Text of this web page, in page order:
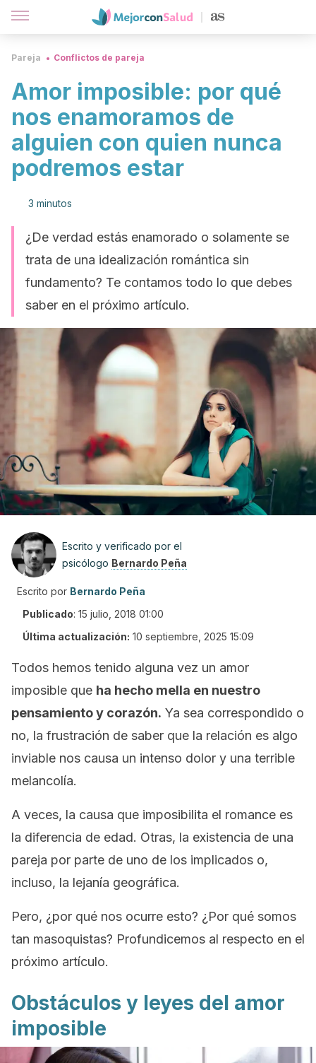
Pareja Conflictos de pareja
Amor imposible: por qué
nos enamoramos de
alguien con quien nunca
podremos estar
3 minutos
¿De verdad estás enamorado o solamente se
trata de una idealización romántica sin
fundamento? Te contamos todo lo que debes
saber en el próximo artículo.
Escrito y verificado por el
psicólogo Bernardo Peña
Escrito por Bernardo Peña
Publicado: 15 julio, 2018 01:00
Última actualización: 10 septiembre, 2025 15:09
Todos hemos tenido alguna vez un amor
imposible que ha hecho mella en nuestro
pensamiento y corazón. Ya sea correspondido o
no, la frustración de saber que la relación es algo
inviable nos causa un intenso dolor y una terrible
melancolía.
A veces, la causa que imposibilita el romance es
la diferencia de edad. Otras, la existencia de una
pareja por parte de uno de los implicados o,
incluso, la lejanía geográfica.
Pero, ¿por qué nos ocurre esto? ¿Por qué somos
tan masoquistas? Profundicemos al respecto en el
próximo artículo.
Obstáculos y leyes del amor
imposible